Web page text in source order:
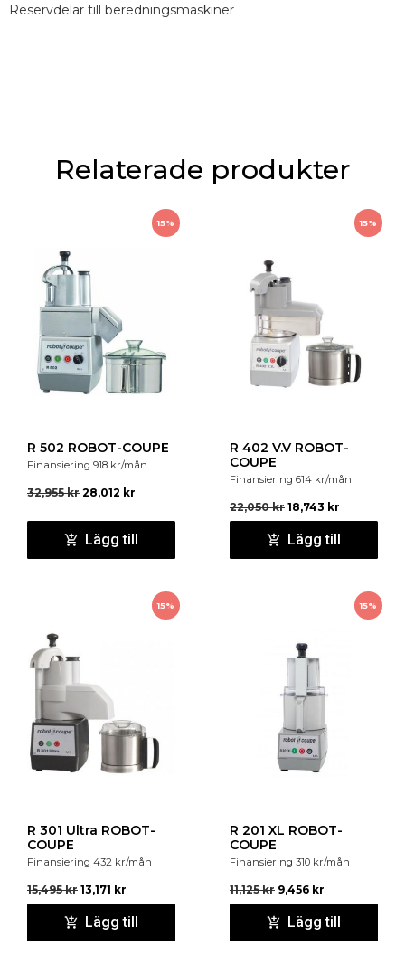
Reservdelar till beredningsmaskiner
Relaterade produkter
15%
R 502 ROBOT-COUPE
Finansiering 918 kr/mån
32,955kr 28,012 kr
Lägg till
15%
R 402 V.V ROBOT-
COUPE
Finansiering 614 kr/mån
22,050kr 18,743 kr
Lägg till
15%
R 301 Ultra ROBOT-
COUPE
Finansiering 432 kr/mån
15,495kr 13,171 kr
Lägg till
15%
R 201 XL ROBOT-
COUPE
Finansiering 310 kr/mån
11,125kr 9,456 kr
Lägg till